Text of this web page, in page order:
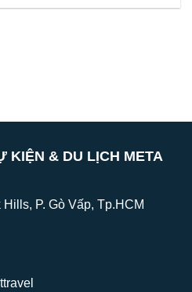
KIỆN & DU LỊCH META
P. Gò Vấp, Tp.HCM